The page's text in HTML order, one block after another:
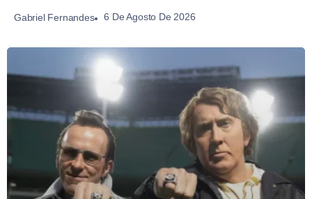
Gabriel Fernandes 6 De Agosto De 2026